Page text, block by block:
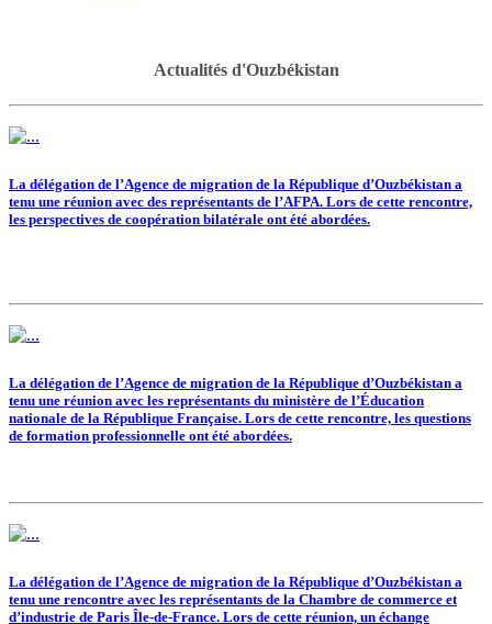
Actualités d'Ouzbékistan
La délégation de l’Agence de migration de la République d’Ouzbékistan a
tenu une réunion avec des représentants de l’AFPA. Lors de cette rencontre,
les perspectives de coopération bilatérale ont été abordées.
La délégation de l’Agence de migration de la République d’Ouzbékistan a
tenu une réunion avec les représentants du ministère de l’Éducation
nationale de la République Française. Lors de cette rencontre, les questions
de formation professionnelle ont été abordées.
La délégation de l’Agence de migration de la République d’Ouzbékistan a
tenu une rencontre avec les représentants de la Chambre de commerce et
d’industrie de Paris Île-de-France. Lors de cette réunion, un échange